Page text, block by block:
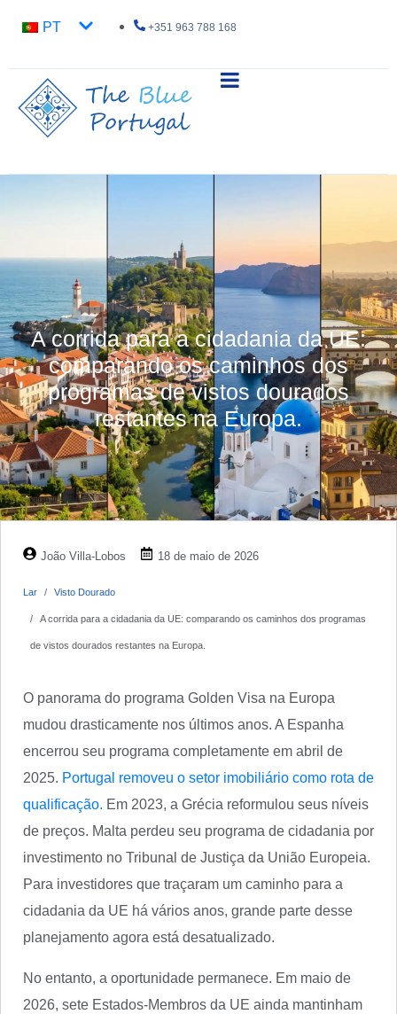
PT +351 963 788 168
A corrida para a cidadania da UE:
comparando os caminhos dos
programas de vistos dourados
restantes na Europa.
João Villa-Lobos 18 de maio de 2026
Lar Visto Dourado
A corrida para a cidadania da UE: comparando os caminhos dos programas
de vistos dourados restantes na Europa.
O panorama do programa Golden Visa na Europa
mudou drasticamente nos últimos anos. A Espanha
encerrou seu programa completamente em abril de
2025. Portugal removeu o setor imobiliário como rota de
qualificação. Em 2023, a Grécia reformulou seus níveis
de preços. Malta perdeu seu programa de cidadania por
investimento no Tribunal de Justiça da União Europeia.
Para investidores que traçaram um caminho para a
cidadania da UE há vários anos, grande parte desse
planejamento agora está desatualizado.
No entanto, a oportunidade permanece. Em maio de
2026, sete Estados-Membros da UE ainda mantinham